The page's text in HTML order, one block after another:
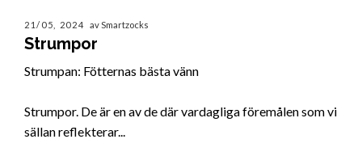
21/05, 2024 av Smartzocks
Strumpor
Strumpan: Fötternas bästa vänn
Strumpor. De är en av de där vardagliga föremålen som vi
sällan reflekterar...